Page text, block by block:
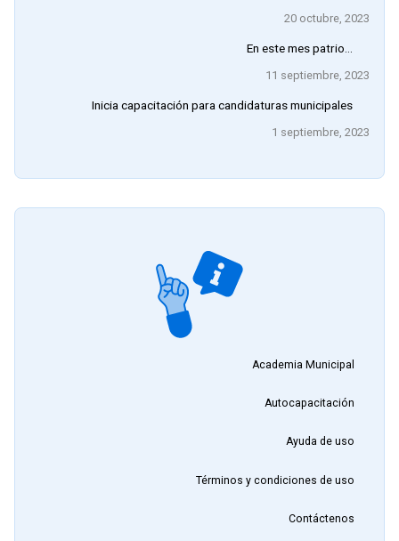
20 octubre, 2023
En este mes patrio…
11 septiembre, 2023
Inicia capacitación para candidaturas municipales
1 septiembre, 2023
Academia Municipal
Autocapacitación
Ayuda de uso
Términos y condiciones de uso
Contáctenos